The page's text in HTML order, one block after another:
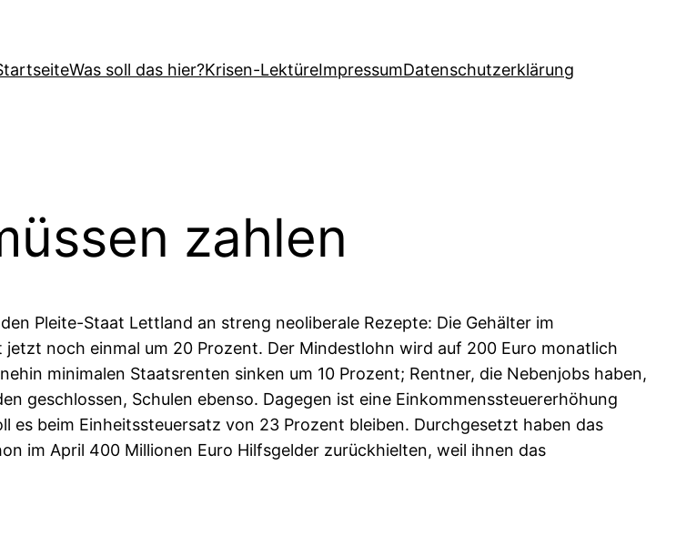
Was soll das hier?Krisen-LektüreImpressumDatenschutzerklärung
zahlen
Pleite-Staat Lettland an streng neoliberale Rezepte: Die Gehälter im
noch einmal um 20 Prozent. Der Mindestlohn wird auf 200 Euro monatlich
minimalen Staatsrenten sinken um 10 Prozent; Rentner, die Nebenjobs haben,
geschlossen, Schulen ebenso. Dagegen ist eine Einkommenssteuererhöhung
beim Einheitssteuersatz von 23 Prozent bleiben. Durchgesetzt haben das
im April 400 Millionen Euro Hilfsgelder zurückhielten, weil ihnen das